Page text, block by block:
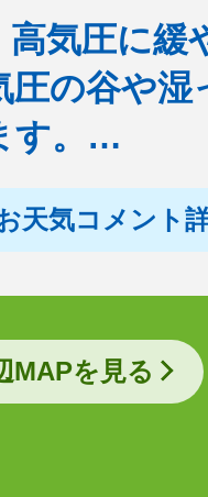
高気圧に緩
圧の谷や湿
す。…
天気コメント
MAPを見る